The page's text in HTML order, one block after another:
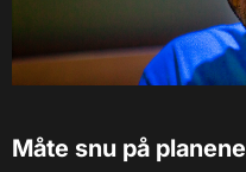
Måte snu på planene